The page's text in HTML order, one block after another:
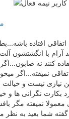
اتفاقی افتاده
آرام با انگشتشون
کنند نه
نمیفته...اگر
نیازی نیست و خیالت
بکارت نگرانی ها و
نمیفته مگر
شما بعید به نظر